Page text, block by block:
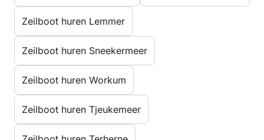
Zeilboot huren Lemmer
Zeilboot huren Sneekermeer
Zeilboot huren Workum
Zeilboot huren Tjeukemeer